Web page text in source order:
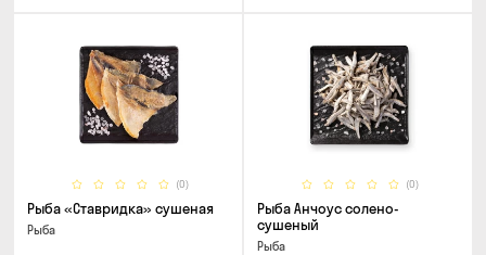
(0)
Рыба «Ставридка» сушеная
Рыба
(0)
Рыба Анчоус солено-
сушеный
Рыба